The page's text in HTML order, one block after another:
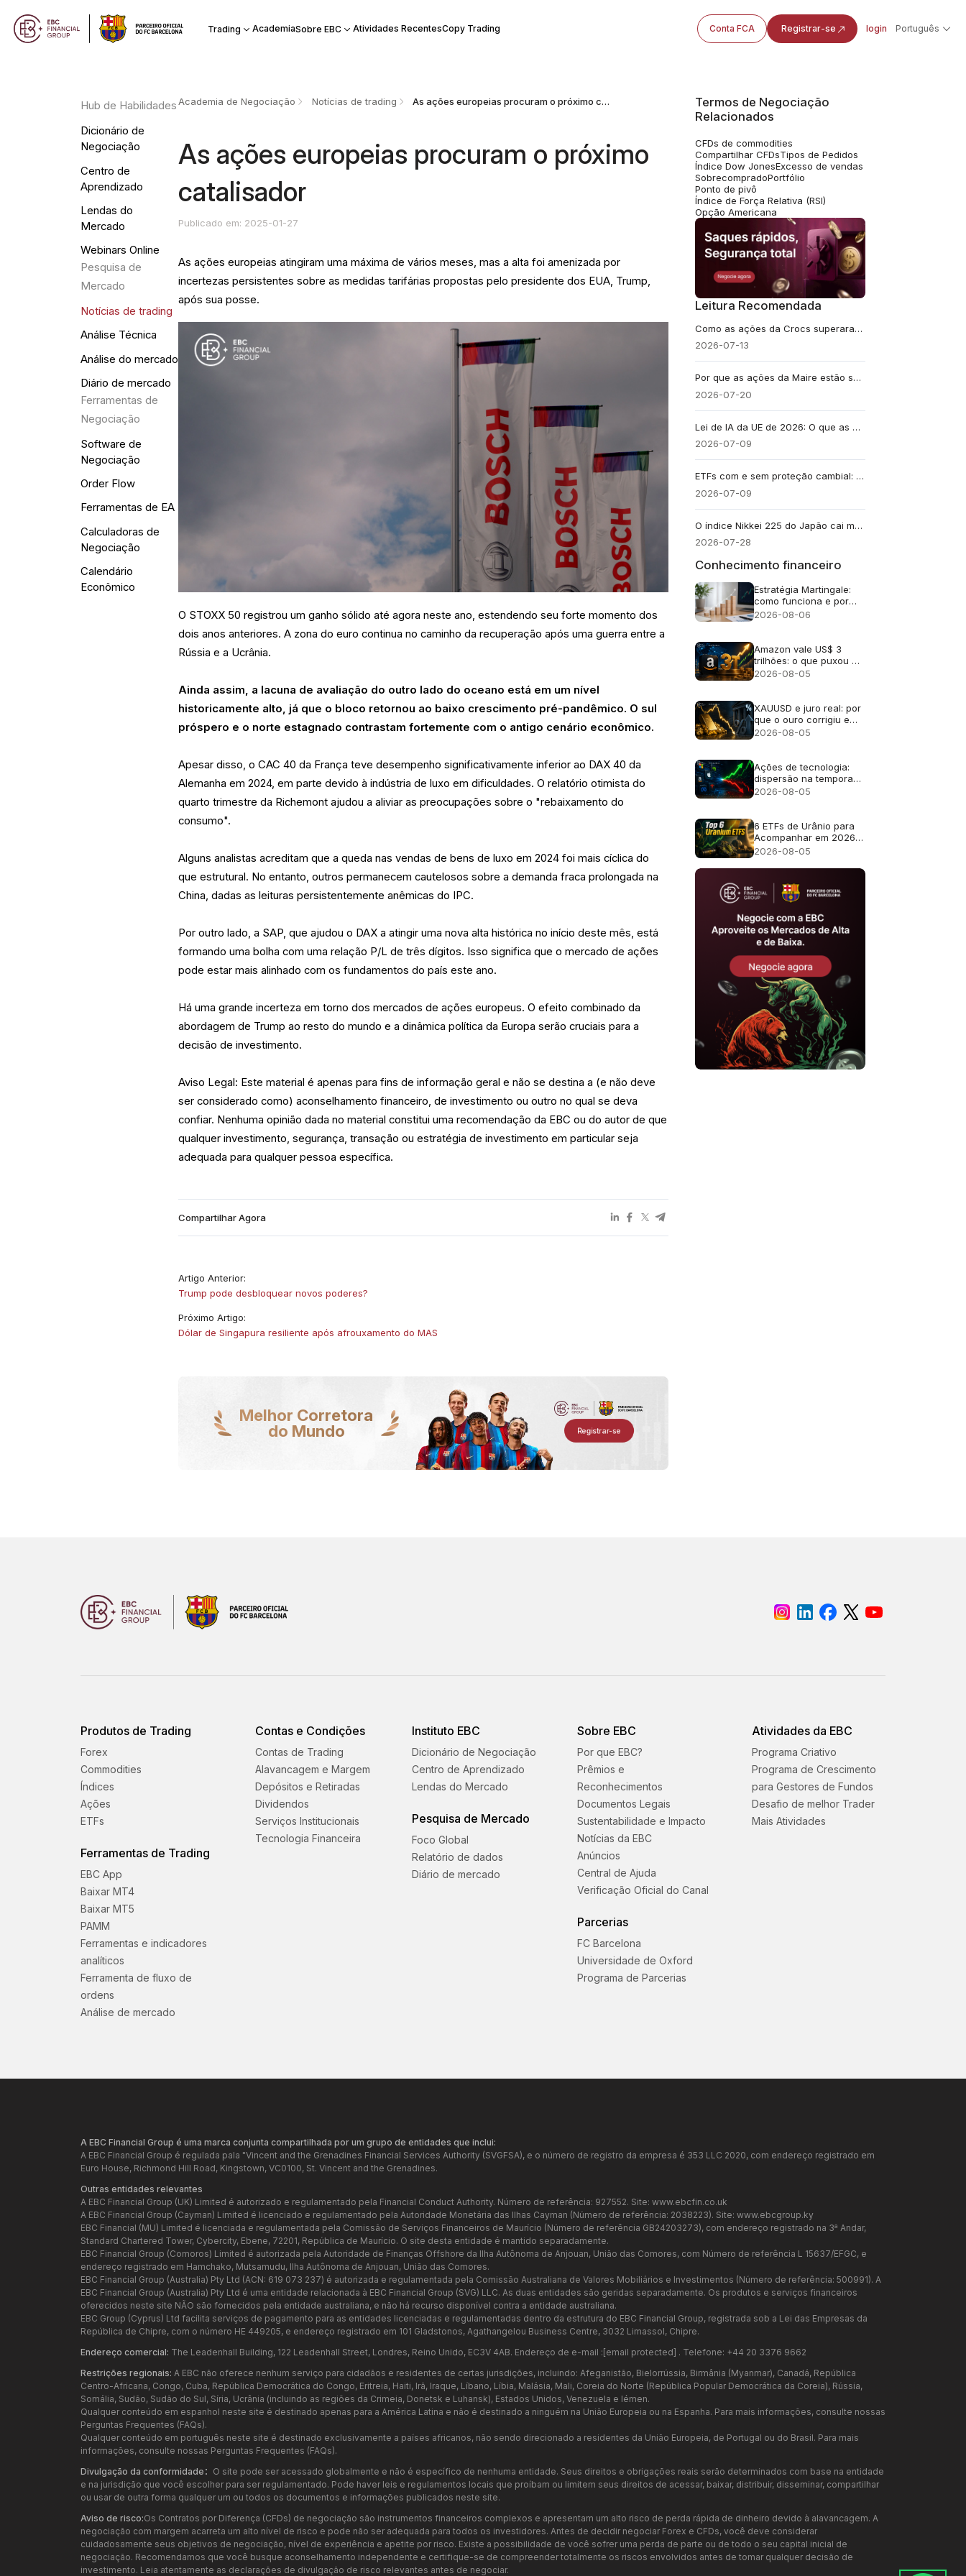
Trading AcademiaSobre EBC Atividades RecentesCopy Trading Conta FCA Registrar-se login Português
Hub de Habilidades
Dicionário de
Negociação
Centro de
Aprendizado
Lendas do
Mercado
Webinars Online
Pesquisa de
Mercado
Notícias de trading
Análise Técnica
Análise do mercado
Diário de mercado
Ferramentas de
Negociação
Software de
Negociação
Order Flow
Ferramentas de EA
Calculadoras de
Negociação
Calendário
Econômico
Academia de Negociação Notícias de trading As ações europeias procuram o próximo catalisador
As ações europeias procuram o próximo
catalisador
Publicado em: 2025-01-27
As ações europeias atingiram uma máxima de vários meses, mas a alta foi amenizada por
incertezas persistentes sobre as medidas tarifárias propostas pelo presidente dos EUA, Trump,
após sua posse.
O STOXX 50 registrou um ganho sólido até agora neste ano, estendendo seu forte momento dos
dois anos anteriores. A zona do euro continua no caminho da recuperação após uma guerra entre a
Rússia e a Ucrânia.
Ainda assim, a lacuna de avaliação do outro lado do oceano está em um nível
historicamente alto, já que o bloco retornou ao baixo crescimento pré-pandêmico. O sul
próspero e o norte estagnado contrastam fortemente com o antigo cenário econômico.
Apesar disso, o CAC 40 da França teve desempenho significativamente inferior ao DAX 40 da
Alemanha em 2024, em parte devido à indústria de luxo em dificuldades. O relatório otimista do
quarto trimestre da Richemont ajudou a aliviar as preocupações sobre o "rebaixamento do
consumo".
Alguns analistas acreditam que a queda nas vendas de bens de luxo em 2024 foi mais cíclica do
que estrutural. No entanto, outros permanecem cautelosos sobre a demanda fraca prolongada na
China, dadas as leituras persistentemente anêmicas do IPC.
Por outro lado, a SAP, que ajudou o DAX a atingir uma nova alta histórica no início deste mês, está
formando uma bolha com uma relação P/L de três dígitos. Isso significa que o mercado de ações
pode estar mais alinhado com os fundamentos do país este ano.
Há uma grande incerteza em torno dos mercados de ações europeus. O efeito combinado da
abordagem de Trump ao resto do mundo e a dinâmica política da Europa serão cruciais para a
decisão de investimento.
Aviso Legal: Este material é apenas para fins de informação geral e não se destina a (e não deve
ser considerado como) aconselhamento financeiro, de investimento ou outro no qual se deva
confiar. Nenhuma opinião dada no material constitui uma recomendação da EBC ou do autor de que
qualquer investimento, segurança, transação ou estratégia de investimento em particular seja
adequada para qualquer pessoa específica.
Compartilhar Agora
Artigo Anterior:
Trump pode desbloquear novos poderes?
Próximo Artigo:
Dólar de Singapura resiliente após afrouxamento do MAS
Melhor Corretora
do Mundo
Registrar-se
Termos de Negociação
Relacionados
CFDs de commodities
Compartilhar CFDsTipos de Pedidos
Índice Dow JonesExcesso de vendas
SobrecompradoPortfólio
Ponto de pivô
Índice de Força Relativa (RSI)
Opção Americana
Leitura Recomendada
Como as ações da Crocs superaram discretamente a crise do varejo e atingiram um novo recorde de 52 semanas
2026-07-13
Por que as ações da Maire estão subindo? Análise 2026
2026-07-20
Lei de IA da UE de 2026: O que as empresas de IA e os investidores em ações de IA devem saber
2026-07-09
ETFs com e sem proteção cambial: como as oscilações do dólar afetam os retornos
2026-07-09
O índice Nikkei 225 do Japão cai mais de 4% devido à forte venda de ações de fabricantes de semicondutores
2026-07-28
Conhecimento financeiro
Estratégia Martingale:
como funciona e por
que falha
2026-08-06
Amazon vale US$ 3
trilhões: o que puxou a
alta
2026-08-05
XAUUSD e juro real: por
que o ouro corrigiu em
2026
2026-08-05
Ações de tecnologia:
dispersão na temporada
de balanços
2026-08-05
6 ETFs de Urânio para
Acompanhar em 2026 e
o Que Cada Fundo
2026-08-05
Produtos de Trading
Forex
Commodities
Índices
Ações
ETFs
Ferramentas de Trading
EBC App
Baixar MT4
Baixar MT5
PAMM
Ferramentas e indicadores
analíticos
Ferramenta de fluxo de
ordens
Análise de mercado
Contas e Condições
Contas de Trading
Alavancagem e Margem
Depósitos e Retiradas
Dividendos
Serviços Institucionais
Tecnologia Financeira
Instituto EBC
Dicionário de Negociação
Centro de Aprendizado
Lendas do Mercado
Pesquisa de Mercado
Foco Global
Relatório de dados
Diário de mercado
Sobre EBC
Por que EBC?
Prêmios e
Reconhecimentos
Documentos Legais
Sustentabilidade e Impacto
Notícias da EBC
Anúncios
Central de Ajuda
Verificação Oficial do Canal
Parcerias
FC Barcelona
Universidade de Oxford
Programa de Parcerias
Atividades da EBC
Programa Criativo
Programa de Crescimento
para Gestores de Fundos
Desafio de melhor Trader
Mais Atividades
A EBC Financial Group é uma marca conjunta compartilhada por um grupo de entidades que inclui:
A EBC Financial Group é regulada pala "Vincent and the Grenadines Financial Services Authority (SVGFSA), e o número de registro da empresa é 353 LLC 2020, com endereço registrado em
Euro House, Richmond Hill Road, Kingstown, VC0100, St. Vincent and the Grenadines.
Outras entidades relevantes
A EBC Financial Group (UK) Limited é autorizado e regulamentado pela Financial Conduct Authority. Número de referência: 927552. Site: www.ebcfin.co.uk
A EBC Financial Group (Cayman) Limited é licenciado e regulamentado pela Autoridade Monetária das Ilhas Cayman (Número de referência: 2038223). Site: www.ebcgroup.ky
EBC Financial (MU) Limited é licenciada e regulamentada pela Comissão de Serviços Financeiros de Maurício (Número de referência GB24203273), com endereço registrado na 3ª Andar,
Standard Chartered Tower, Cybercity, Ebene, 72201, República de Maurício. O site desta entidade é mantido separadamente.
EBC Financial Group (Comoros) Limited é autorizada pela Autoridade de Finanças Offshore da Ilha Autônoma de Anjouan, União das Comores, com Número de referência L 15637/EFGC, e
endereço registrado em Hamchako, Mutsamudu, Ilha Autônoma de Anjouan, União das Comores.
EBC Financial Group (Australia) Pty Ltd (ACN: 619 073 237) é autorizada e regulamentada pela Comissão Australiana de Valores Mobiliários e Investimentos (Número de referência: 500991). A
EBC Financial Group (Australia) Pty Ltd é uma entidade relacionada à EBC Financial Group (SVG) LLC. As duas entidades são geridas separadamente. Os produtos e serviços financeiros
oferecidos neste site NÃO são fornecidos pela entidade australiana, e não há recurso disponível contra a entidade australiana.
EBC Group (Cyprus) Ltd facilita serviços de pagamento para as entidades licenciadas e regulamentadas dentro da estrutura do EBC Financial Group, registrada sob a Lei das Empresas da
República de Chipre, com o número HE 449205, e endereço registrado em 101 Gladstonos, Agathangelou Business Centre, 3032 Limassol, Chipre.
Endereço comercial: The Leadenhall Building, 122 Leadenhall Street, Londres, Reino Unido, EC3V 4AB. Endereço de e-mail :[email protected] . Telefone: +44 20 3376 9662
Restrições regionais: A EBC não oferece nenhum serviço para cidadãos e residentes de certas jurisdições, incluindo: Afeganistão, Bielorrússia, Birmânia (Myanmar), Canadá, República
Centro-Africana, Congo, Cuba, República Democrática do Congo, Eritreia, Haiti, Irã, Iraque, Líbano, Líbia, Malásia, Mali, Coreia do Norte (República Popular Democrática da Coreia), Rússia,
Somália, Sudão, Sudão do Sul, Síria, Ucrânia (incluindo as regiões da Crimeia, Donetsk e Luhansk), Estados Unidos, Venezuela e Iémen.
Qualquer conteúdo em espanhol neste site é destinado apenas para a América Latina e não é destinado a ninguém na União Europeia ou na Espanha. Para mais informações, consulte nossas
Perguntas Frequentes (FAQs).
Qualquer conteúdo em português neste site é destinado exclusivamente a países africanos, não sendo direcionado a residentes da União Europeia, de Portugal ou do Brasil. Para mais
informações, consulte nossas Perguntas Frequentes (FAQs).
Divulgação da conformidade： O site pode ser acessado globalmente e não é específico de nenhuma entidade. Seus direitos e obrigações reais serão determinados com base na entidade
e na jurisdição que você escolher para ser regulamentado. Pode haver leis e regulamentos locais que proíbam ou limitem seus direitos de acessar, baixar, distribuir, disseminar, compartilhar
ou usar de outra forma qualquer um ou todos os documentos e informações publicados neste site.
Aviso de risco:Os Contratos por Diferença (CFDs) de negociação são instrumentos financeiros complexos e apresentam um alto risco de perda rápida de dinheiro devido à alavancagem. A
negociação com margem acarreta um alto nível de risco e pode não ser adequada para todos os investidores. Antes de decidir negociar Forex e CFDs, você deve considerar
cuidadosamente seus objetivos de negociação, nível de experiência e apetite por risco. Existe a possibilidade de você sofrer uma perda de parte ou de todo o seu capital inicial de
negociação. Recomendamos que você busque aconselhamento independente e certifique-se de compreender totalmente os riscos envolvidos antes de tomar qualquer decisão de
investimento. Leia atentamente as declarações de divulgação de risco relevantes antes de negociar.